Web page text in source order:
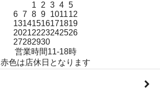
1
2 3 4 5
6 7 8 9 101112
13141516171819
20212223242526
27282930
営業時間11-18時
赤色は店休日となります